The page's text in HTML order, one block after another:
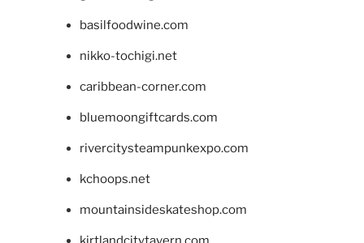
basilfoodwine.com
nikko-tochigi.net
caribbean-corner.com
bluemoongiftcards.com
rivercitysteampunkexpo.com
kchoops.net
mountainsideskateshop.com